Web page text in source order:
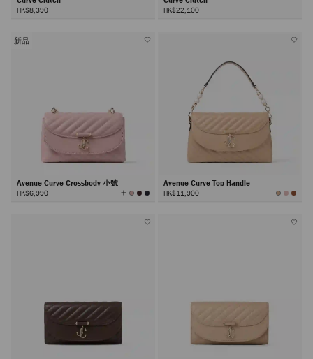
HK$8,390 HK$22,100
新品
Avenue Curve Crossbody 小號
HK$6,990 查
看
Avenue Curve Top Handle
HK$11,900